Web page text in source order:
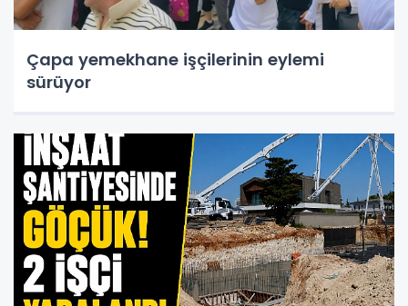
Çapa yemekhane işçilerinin eylemi
sürüyor